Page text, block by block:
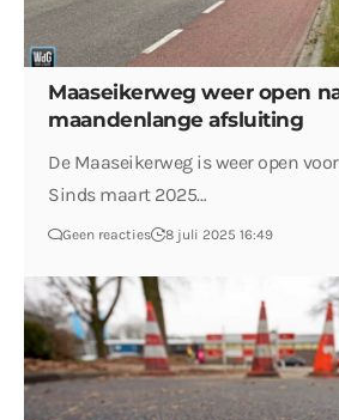
Maaseikerweg weer open
maandenlange afsluiting
De Maaseikerweg is weer open
Sinds maart 2025…
Geen reacties 8 juli 2025 16:49